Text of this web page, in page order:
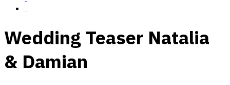
Wedding Teaser Natalia
& Damian